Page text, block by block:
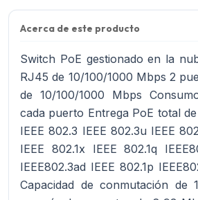
Acerca de este producto
Switch PoE gestionado en la
RJ45 de 10/100/1000 Mbps 2
de 10/100/1000 Mbps
cada puerto Entrega PoE total
IEEE 802.3 IEEE 802.3u IEEE
IEEE 802.1x IEEE 802.1q
IEEE802.3ad IEEE 802.1p
Capacidad de conmutación de